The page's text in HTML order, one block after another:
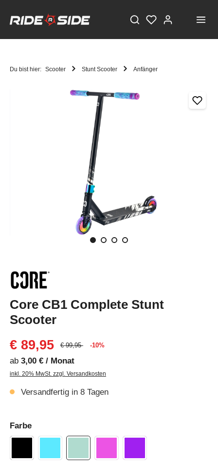
Du bist hier: Scooter Stunt Scooter Anfänger
Core CB1 Complete Stunt
Scooter
€ 89,95
€ 99,95 -10%
ab 3,00 € / Monat
inkl. 20% MwSt. zzgl. Versandkosten
Versandfertig in 8 Tagen
Farbe